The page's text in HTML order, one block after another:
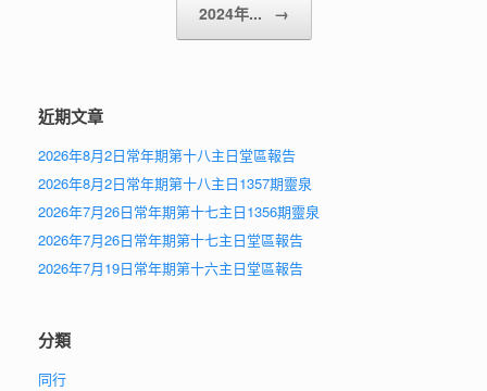
2024年... →
近期文章
2026年8月2日常年期第十八主日堂區報告
2026年8月2日常年期第十八主日1357期靈泉
2026年7月26日常年期第十七主日1356期靈泉
2026年7月26日常年期第十七主日堂區報告
2026年7月19日常年期第十六主日堂區報告
分類
同行